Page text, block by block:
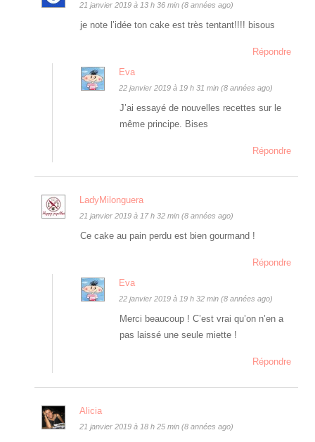
21 janvier 2019 à 13 h 36 min (8 années ago)
je note l’idée ton cake est très tentant!!!! bisous
Répondre
Eva
22 janvier 2019 à 19 h 31 min (8 années ago)
J’ai essayé de nouvelles recettes sur le
même principe. Bises
Répondre
LadyMilonguera
21 janvier 2019 à 17 h 32 min (8 années ago)
Ce cake au pain perdu est bien gourmand !
Répondre
Eva
22 janvier 2019 à 19 h 32 min (8 années ago)
Merci beaucoup ! C’est vrai qu’on n’en a
pas laissé une seule miette !
Répondre
Alicia
21 janvier 2019 à 18 h 25 min (8 années ago)